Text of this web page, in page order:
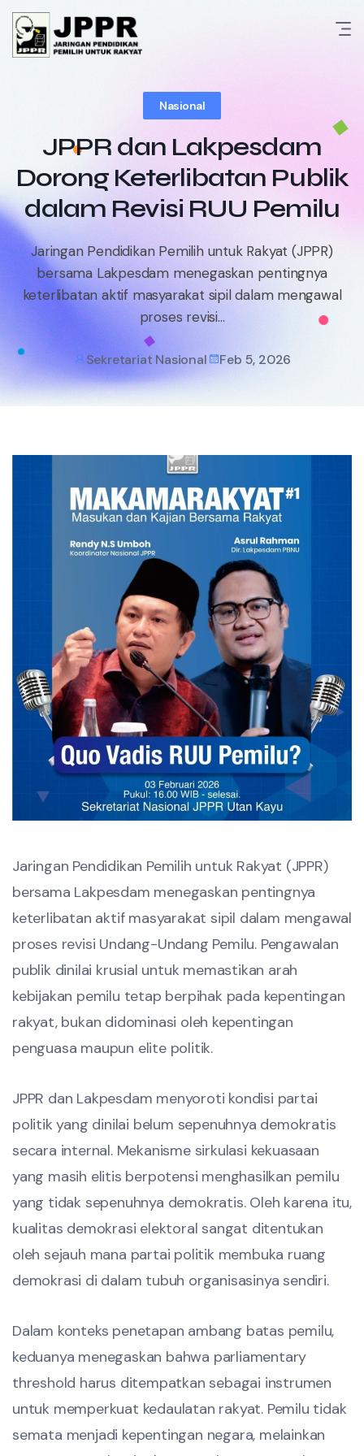
Skip
content
Nasional
JPPR dan Lakpesdam
Dorong Keterlibatan Publik
dalam Revisi RUU Pemilu
Jaringan Pendidikan Pemilih untuk Rakyat (JPPR)
bersama Lakpesdam menegaskan pentingnya
keterlibatan aktif masyarakat sipil dalam mengawal
proses revisi...
Sekretariat Nasional Feb 5, 2026
Jaringan Pendidikan Pemilih untuk Rakyat (JPPR)
bersama Lakpesdam menegaskan pentingnya
keterlibatan aktif masyarakat sipil dalam mengawal
proses revisi Undang-Undang Pemilu. Pengawalan
publik dinilai krusial untuk memastikan arah
kebijakan pemilu tetap berpihak pada kepentingan
rakyat, bukan didominasi oleh kepentingan
penguasa maupun elite politik.
JPPR dan Lakpesdam menyoroti kondisi partai
politik yang dinilai belum sepenuhnya demokratis
secara internal. Mekanisme sirkulasi kekuasaan
yang masih elitis berpotensi menghasilkan pemilu
yang tidak sepenuhnya demokratis. Oleh karena itu,
kualitas demokrasi elektoral sangat ditentukan
oleh sejauh mana partai politik membuka ruang
demokrasi di dalam tubuh organisasinya sendiri.
Dalam konteks penetapan ambang batas pemilu,
keduanya menegaskan bahwa parliamentary
threshold harus ditempatkan sebagai instrumen
untuk memperkuat kedaulatan rakyat. Pemilu tidak
semata menjadi kepentingan negara, melainkan